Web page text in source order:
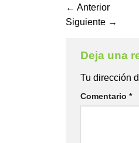
← Anterior
Siguiente →
Deja una
Tu dirección
Comentario *